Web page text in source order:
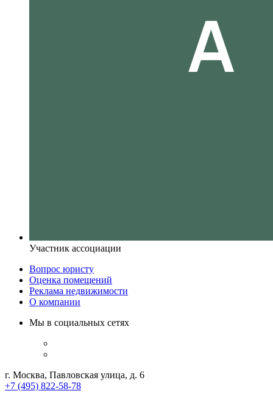
Участник ассоциации
Вопрос юристу
Оценка помещений
Реклама недвижимости
О компании
Мы в социальных сетях
г. Москва, Павловская улица, д. 6
+7 (495) 822-58-78